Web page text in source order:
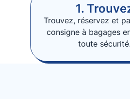
1.
Trouvez, réservez et
consigne à bagages
toute sécurité.